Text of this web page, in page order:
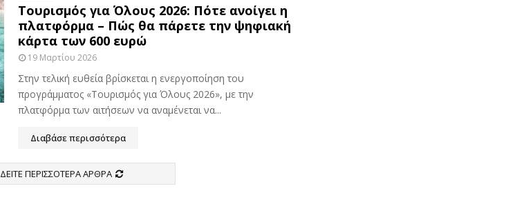
Τουρισμός για Όλους 2026: Πότε ανοίγει η
πλατφόρμα – Πώς θα πάρετε την ψηφιακή
κάρτα των 600 ευρώ
19 Μαρτίου 2026
Στην τελική ευθεία βρίσκεται η ενεργοποίηση του
προγράμματος «Τουρισμός για Όλους 2026», με την
πλατφόρμα των αιτήσεων να αναμένεται να...
Διαβάσε περισσότερα
ΔΕΊΤΕ ΠΕΡΙΣΣΌΤΕΡΑ ΆΡΘΡΑ